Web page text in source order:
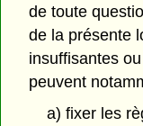
de toute
de la présente
insuffisantes
peuvent
a) fixer les